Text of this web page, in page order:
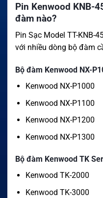
Pin Kenwood KNB-
đàm nào?
Pin Sạc Model TT-KNB-
với nhiều dòng bộ đàm
Bộ đàm Kenwood NX-
Kenwood NX-P1000
Kenwood NX-P1100
Kenwood NX-P1200
Kenwood NX-P1300
Bộ đàm Kenwood TK
Kenwood TK-2000
Kenwood TK-3000